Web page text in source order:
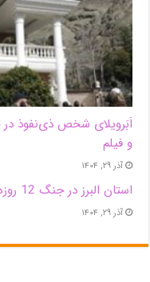
اَبَر‌ویلای شخص ذی‌نفوذ
و فیلم
آذر ۲۹, ۱۴۰۴
استان البرز در جنگ 12 روزه 7 شهید دانشجو تقدیم انقلاب کرد
آذر ۲۹, ۱۴۰۴